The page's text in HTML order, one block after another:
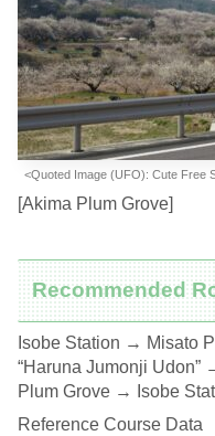
<Quoted Image (UFO): Cute Free
[Akima Plum Grove]
Recommended
Isobe Station → Misato
“Haruna Jumonji
Plum Grove → Isobe
Reference Course Data